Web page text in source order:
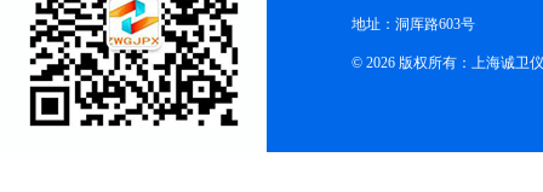
地址：洞厍路603号
© 2026 版权所有：上海诚卫